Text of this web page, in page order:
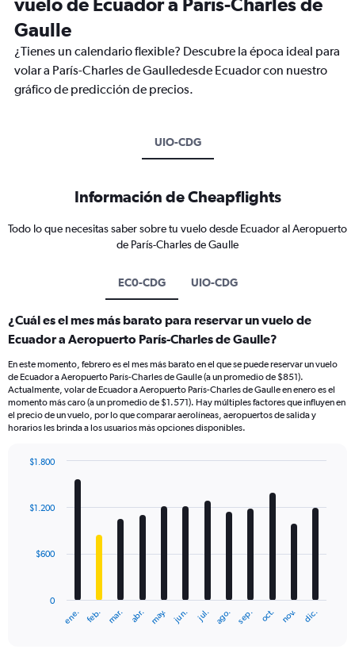
Gaulle
¿Tienes un calendario flexible? Descubre la época ideal para
volar a París-Charles de Gaulledesde Ecuador con nuestro
gráfico de predicción de precios.
UIO-CDG
Información de Cheapflights
Todo lo que necesitas saber sobre tu vuelo desde Ecuador al Aeropuerto
de París-Charles de Gaulle
EC0-CDG UIO-CDG
¿Cuál es el mes más barato para reservar un vuelo de
Ecuador a Aeropuerto París-Charles de Gaulle?
En este momento, febrero es el mes más barato en el que se puede reservar un vuelo
de Ecuador a Aeropuerto París-Charles de Gaulle (a un promedio de $851).
Actualmente, volar de Ecuador a Aeropuerto París-Charles de Gaulle en enero es el
momento más caro (a un promedio de $1.571). Hay múltiples factores que influyen en
el precio de un vuelo, por lo que comparar aerolíneas, aeropuertos de salida y
horarios les brinda a los usuarios más opciones disponibles.
with
12
The
ene. feb. mar. abr. may. jun. jul. ago. sep. oct. nov. dic.
0
$600
$1.200
$1.800